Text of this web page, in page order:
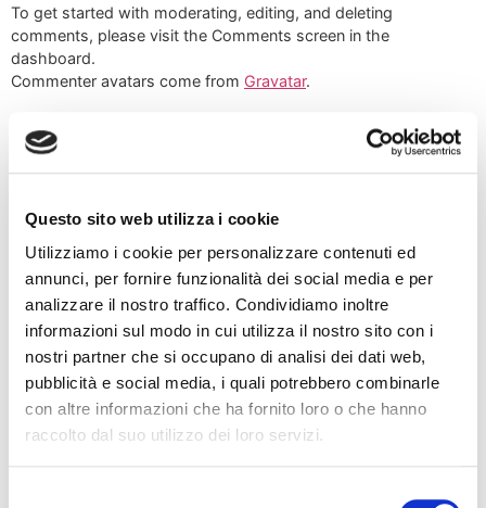
Questo sito web utilizza i cookie
Utilizziamo i cookie per personalizzare contenuti ed
annunci, per fornire funzionalità dei social media e per
analizzare il nostro traffico. Condividiamo inoltre
informazioni sul modo in cui utilizza il nostro sito con i
nostri partner che si occupano di analisi dei dati web,
pubblicità e social media, i quali potrebbero combinarle
con altre informazioni che ha fornito loro o che hanno
raccolto dal suo utilizzo dei loro servizi.
To get started with moderating, editing, and deleting
comments, please visit the Comments screen in the
dashboard.
Commenter avatars come from Gravatar.
Lascia un commento
Il tuo indirizzo email non sarà pubblicato.
obbligatori sono contrassegnati*
Commento*